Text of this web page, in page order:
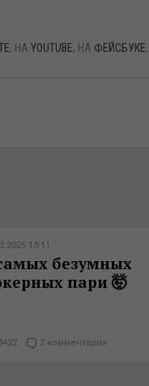
, НА YOUTUBE, НА ФЕЙСБУКЕ
13:11
безумных
пари 🤯
2 комментария